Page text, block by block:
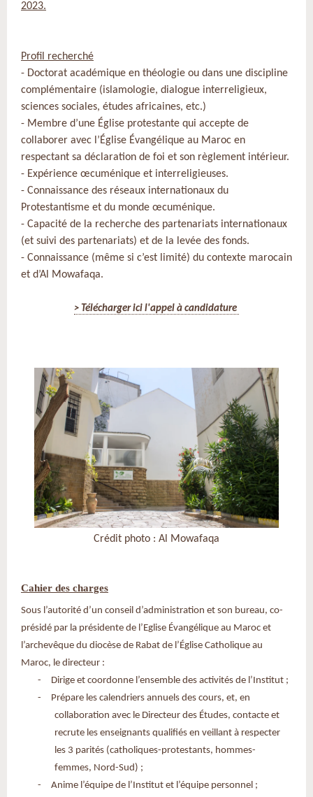
2023.
Profil recherché
- Doctorat académique en théologie ou dans une discipline
complémentaire (islamologie, dialogue interreligieux,
sciences sociales, études africaines, etc.)
- Membre d’une Église protestante qui accepte de
collaborer avec l’Église Évangélique au Maroc en
respectant sa déclaration de foi et son règlement intérieur.
- Expérience œcuménique et interreligieuses.
- Connaissance des réseaux internationaux du
Protestantisme et du monde œcuménique.
- Capacité de la recherche des partenariats internationaux
(et suivi des partenariats) et de la levée des fonds.
- Connaissance (même si c’est limité) du contexte marocain
et d’Al Mowafaqa.
> Télécharger ici l'appel à candidature
Crédit photo : Al Mowafaqa
Cahier des charges
Sous l’autorité d’un conseil d’administration et son bureau, co-
présidé par la présidente de l’Eglise Évangélique au Maroc et
l’archevêque du diocèse de Rabat de l’Église Catholique au
Maroc, le directeur :
-
Dirige et coordonne l’ensemble des activités de l’Institut ;
-
Prépare les calendriers annuels des cours, et, en
collaboration avec le Directeur des Études, contacte et
recrute les enseignants qualifiés en veillant à respecter
les 3 parités (catholiques-protestants, hommes-
femmes, Nord-Sud) ;
-
Anime l’équipe de l’Institut et l’équipe personnel ;